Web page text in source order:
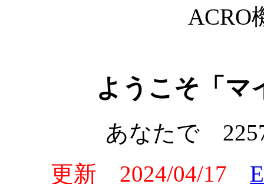
ACRO
ようこそ「マ
あなたで
更新 2024/04/17